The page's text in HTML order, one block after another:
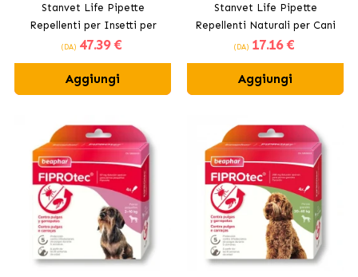
Stanvet Life Pipette
Repellenti per Insetti per
Cani
(DA) 47.39 €
Aggiungi
Stanvet Life Pipette
Repellenti Naturali per Cani
e Gatti
(DA) 17.16 €
Aggiungi